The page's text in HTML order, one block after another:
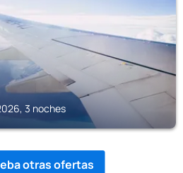
3 noches
otras ofertas